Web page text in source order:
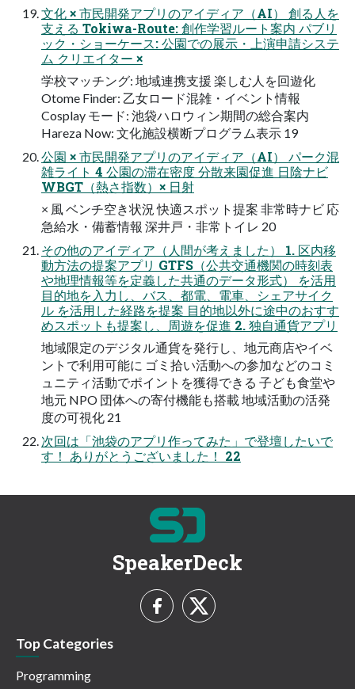
文化 × 市民開発アプリのアイディア（AI） 創る人を
支える Tokiwa-Route: 創作学習ルート案内 パブリ
ック・ショーケース: 公園での展示・上演申請システ
ム クリエイター ×
学校マッチング: 地域連携支援 楽しむ人を回遊化
Otome Finder: 乙女ロード混雑・イベント情報
Cosplay モード: 池袋ハロウィン期間の総合案内
Hareza Now: 文化施設横断プログラム表示 19
公園 × 市民開発アプリのアイディア（AI） パーク混
雑ライト 4 公園の滞在密度 分散来園促進 日陰ナビ
WBGT（熱さ指数）× 日射
× 風 ベンチ空き状況 快適スポット提案 非常時ナビ 応
急給水・備蓄情報 深井戸・非常トイレ 20
その他のアイディア（人間が考えました） 1. 区内移
動方法の提案アプリ GTFS（公共交通機関の時刻表
や地理情報等を定義した共通のデータ形式） を活用
目的地を入力し、バス、都電、電車、シェアサイク
ル を活用した経路を提案 目的地以外に途中のおすす
めスポットも提案し、周遊を促進 2. 独自通貨アプリ
地域限定のデジタル通貨を発行し、地元商店やイベ
ントで利用可能に ゴミ拾い活動への参加などのコミ
ュニティ活動でポイントを獲得できる 子ども食堂や
地元 NPO 団体への寄付機能も搭載 地域活動の活発
度の可視化 21
次回は「池袋のアプリ作ってみた」で登壇したいで
す！ ありがとうございました！ 22
SpeakerDeck
Top Categories
Programming